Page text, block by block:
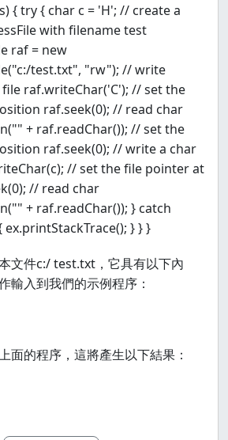
{ try { char c = 'H'; // create a
with filename test
raf = new
test.txt", "rw"); // write
raf.writeChar('C'); // set the
raf.seek(0); // read char
+ raf.readChar()); // set the
raf.seek(0); // write a char
// set the file pointer at
// read char
+ raf.readChar()); } catch
ex.printStackTrace(); } } }
文件c:/ test.txt，它具有以下內
輸入到我們的示例程序：
面的程序，這將產生以下結果：